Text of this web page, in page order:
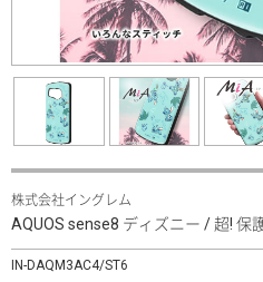
株式会社イングレム
AQUOS sense8 ディズニー / 超! 保
IN-DAQM3AC4/ST6